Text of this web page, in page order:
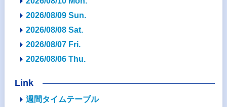
2026/08/09 Sun.
2026/08/08 Sat.
2026/08/07 Fri.
2026/08/06 Thu.
Link
週間タイムテーブル